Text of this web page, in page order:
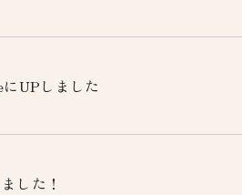
UPしました
した！